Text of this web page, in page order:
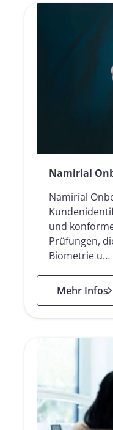
Namirial
Namirial
und
Prüfungen,
Biometrie u…
Mehr Infos
: Namirial